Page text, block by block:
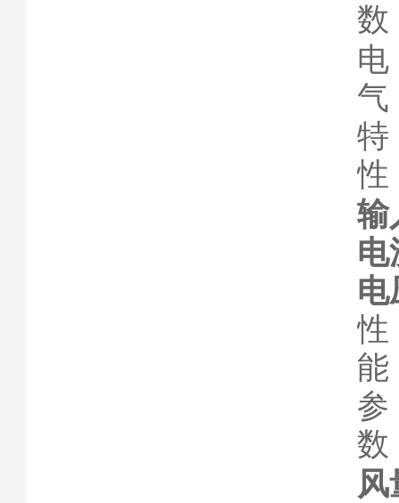
数
电
气
特
性
输
电
电
性
能
参
数
风